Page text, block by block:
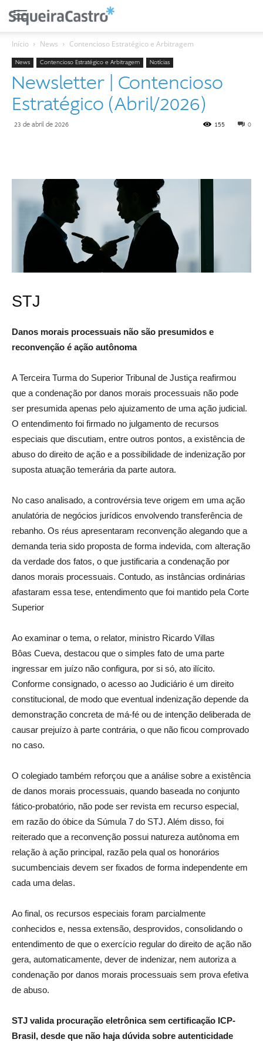
Início News Contencioso Estratégico e Arbitragem
News Contencioso Estratégico e Arbitragem Notícias
Newsletter | Contencioso
Estratégico (Abril/2026)
23 de abril de 2026 0
155
STJ
Danos morais processuais não são presumidos e
reconvenção é ação autônoma
A Terceira Turma do Superior Tribunal de Justiça reafirmou
que a condenação por danos morais processuais não pode
ser presumida apenas pelo ajuizamento de uma ação judicial.
O entendimento foi firmado no julgamento de recursos
especiais que discutiam, entre outros pontos, a existência de
abuso do direito de ação e a possibilidade de indenização por
suposta atuação temerária da parte autora.
No caso analisado, a controvérsia teve origem em uma ação
anulatória de negócios jurídicos envolvendo transferência de
rebanho. Os réus apresentaram reconvenção alegando que a
demanda teria sido proposta de forma indevida, com alteração
da verdade dos fatos, o que justificaria a condenação por
danos morais processuais. Contudo, as instâncias ordinárias
afastaram essa tese, entendimento que foi mantido pela Corte
Superior
Ao examinar o tema, o relator, ministro Ricardo Villas
Bôas Cueva, destacou que o simples fato de uma parte
ingressar em juízo não configura, por si só, ato ilícito.
Conforme consignado, o acesso ao Judiciário é um direito
constitucional, de modo que eventual indenização depende da
demonstração concreta de má-fé ou de intenção deliberada de
causar prejuízo à parte contrária, o que não ficou comprovado
no caso.
O colegiado também reforçou que a análise sobre a existência
de danos morais processuais, quando baseada no conjunto
fático-probatório, não pode ser revista em recurso especial,
em razão do óbice da Súmula 7 do STJ. Além disso, foi
reiterado que a reconvenção possui natureza autônoma em
relação à ação principal, razão pela qual os honorários
sucumbenciais devem ser fixados de forma independente em
cada uma delas.
Ao final, os recursos especiais foram parcialmente
conhecidos e, nessa extensão, desprovidos, consolidando o
entendimento de que o exercício regular do direito de ação não
gera, automaticamente, dever de indenizar, nem autoriza a
condenação por danos morais processuais sem prova efetiva
de abuso.
STJ valida procuração eletrônica sem certificação ICP-
Brasil, desde que não haja dúvida sobre autenticidade